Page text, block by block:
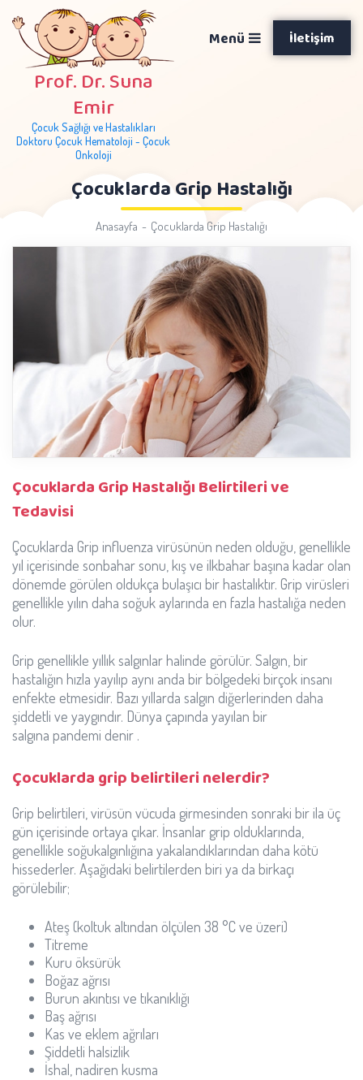
Prof. Dr. Suna
Emir
Çocuk Sağlığı ve Hastalıkları
Doktoru Çocuk Hematoloji - Çocuk
Onkoloji
İletişim
Menü
Çocuklarda Grip Hastalığı
Anasayfa Çocuklarda Grip Hastalığı
Çocuklarda Grip Hastalığı Belirtileri ve
Tedavisi
Çocuklarda Grip influenza virüsünün neden olduğu, genellikle
yıl içerisinde sonbahar sonu, kış ve ilkbahar başına kadar olan
dönemde görülen oldukça bulaşıcı bir hastalıktır. Grip virüsleri
genellikle yılın daha soğuk aylarında en fazla hastalığa neden
olur.
Grip genellikle yıllık salgınlar halinde görülür. Salgın, bir
hastalığın hızla yayılıp aynı anda bir bölgedeki birçok insanı
enfekte etmesidir. Bazı yıllarda salgın diğerlerinden daha
şiddetli ve yaygındır. Dünya çapında yayılan bir
salgına pandemi denir .
Çocuklarda grip belirtileri nelerdir?
Grip belirtileri, virüsün vücuda girmesinden sonraki bir ila üç
gün içerisinde ortaya çıkar. İnsanlar grip olduklarında,
genellikle soğukalgınlığına yakalandıklarından daha kötü
hissederler. Aşağıdaki belirtilerden biri ya da birkaçı
görülebilir;
Ateş (koltuk altından ölçülen 38 °C ve üzeri)
Titreme
Kuru öksürük
Boğaz ağrısı
Burun akıntısı ve tıkanıklığı
Baş ağrısı
Kas ve eklem ağrıları
Şiddetli halsizlik
İshal, nadiren kusma